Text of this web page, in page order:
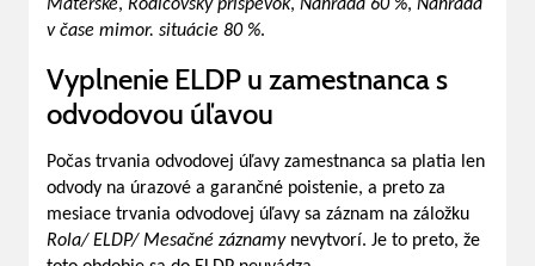
Materské, Rodičovský príspevok, Náhrada 60 %, Náhrada
v čase mimor. situácie 80 %.
Vyplnenie ELDP u zamestnanca s
odvodovou úľavou
Počas trvania odvodovej úľavy zamestnanca sa platia len
odvody na úrazové a garančné poistenie, a preto za
mesiace trvania odvodovej úľavy sa záznam na záložku
Rola/ ELDP/ Mesačné záznamynevytvorí. Je to preto, že